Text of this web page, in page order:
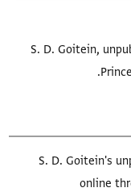
S. D. Goitein,
S. D. Goitein's
online